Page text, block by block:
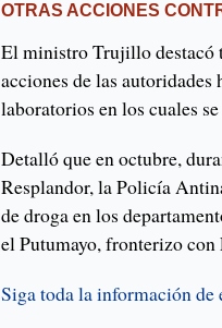
OTRAS ACCIONES
El ministro Trujillo destacó
acciones de las
laboratorios en los cuales
Detalló que en octubre,
Resplandor, la Policía
de droga en los
el Putumayo, fronterizo con
Siga toda la información